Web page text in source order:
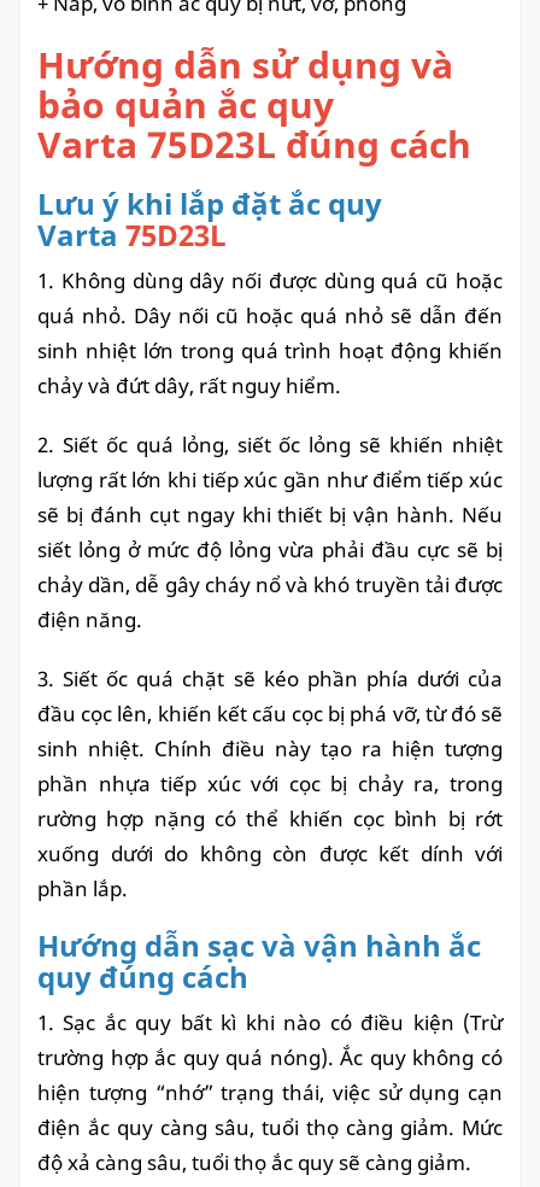
Hướng dẫn sử dụng và
bảo quản ắc quy
Varta 75D23L đúng cách
Lưu ý khi lắp đặt ắc quy
Varta 75D23L
1. Không dùng dây nối được dùng quá cũ hoặc
quá nhỏ. Dây nối cũ hoặc quá nhỏ sẽ dẫn đến
sinh nhiệt lớn trong quá trình hoạt động khiến
chảy và đứt dây, rất nguy hiểm.
2. Siết ốc quá lỏng, siết ốc lỏng sẽ khiến nhiệt
lượng rất lớn khi tiếp xúc gần như điểm tiếp xúc
sẽ bị đánh cụt ngay khi thiết bị vận hành. Nếu
siết lỏng ở mức độ lỏng vừa phải đầu cực sẽ bị
chảy dần, dễ gây cháy nổ và khó truyền tải được
điện năng.
3. Siết ốc quá chặt sẽ kéo phần phía dưới của
đầu cọc lên, khiến kết cấu cọc bị phá vỡ, từ đó sẽ
sinh nhiệt. Chính điều này tạo ra hiện tượng
phần nhựa tiếp xúc với cọc bị chảy ra, trong
rường hợp nặng có thể khiến cọc bình bị rớt
xuống dưới do không còn được kết dính với
phần lắp.
Hướng dẫn sạc và vận hành ắc
quy đúng cách
1. Sạc ắc quy bất kì khi nào có điều kiện (Trừ
trường hợp ắc quy quá nóng). Ắc quy không có
hiện tượng “nhớ” trạng thái, việc sử dụng cạn
điện ắc quy càng sâu, tuổi thọ càng giảm. Mức
độ xả càng sâu, tuổi thọ ắc quy sẽ càng giảm.